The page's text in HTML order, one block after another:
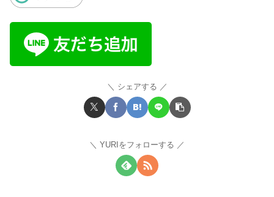
シェアする
YURIをフォローする